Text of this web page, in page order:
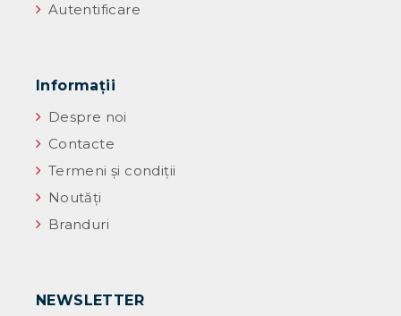
Autentificare
Informaţii
Despre noi
Contacte
Termeni și condiții
Noutăţi
Branduri
NEWSLETTER